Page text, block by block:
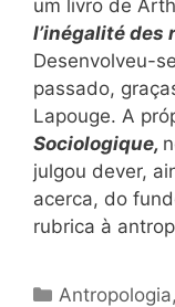
um livro de
l’inégalité des
Desenvolveu-
passado,
Lapouge. A
Sociologique,
julgou dever,
acerca, do
rubrica à
Categorias
Antropologia,